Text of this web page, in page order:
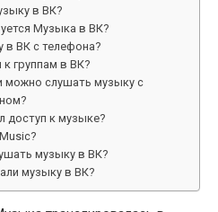
в ВК?
Музыка в ВК?
в ВК с телефона?
группам в ВК?
можно слушать музыку с
доступ к музыке?
музыку в ВК?
музыку в ВК?